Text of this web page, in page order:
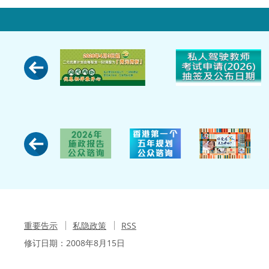
重要告示 私隐政策
RSS
修订日期： 2008年8月15日